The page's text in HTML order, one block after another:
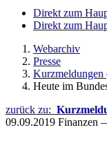
Direkt zum
Direkt zum
Webarchiv
Presse
Kurzmeldungen
Heute im
zurück zu:
09.09.2019 Finanzen